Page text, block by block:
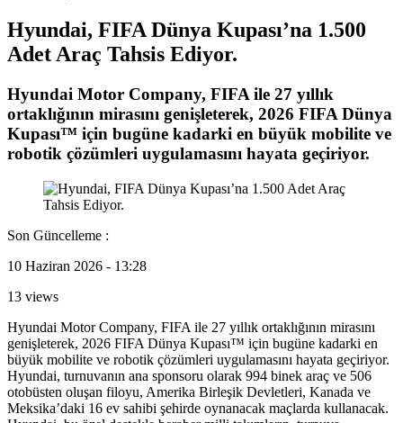
Hyundai, FIFA Dünya Kupası’na 1.500
Adet Araç Tahsis Ediyor.
Hyundai Motor Company, FIFA ile 27 yıllık
ortaklığının mirasını genişleterek, 2026 FIFA Dünya
Kupası™ için bugüne kadarki en büyük mobilite ve
robotik çözümleri uygulamasını hayata geçiriyor.
Son Güncelleme :
10 Haziran 2026 - 13:28
13 views
Hyundai Motor Company, FIFA ile 27 yıllık ortaklığının mirasını
genişleterek, 2026 FIFA Dünya Kupası™ için bugüne kadarki en
büyük mobilite ve robotik çözümleri uygulamasını hayata geçiriyor.
Hyundai, turnuvanın ana sponsoru olarak 994 binek araç ve 506
otobüsten oluşan filoyu, Amerika Birleşik Devletleri, Kanada ve
Meksika’daki 16 ev sahibi şehirde oynanacak maçlarda kullanacak.